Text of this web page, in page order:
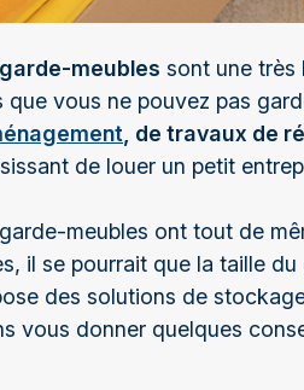
garde-meubles sont une très
que vous ne pouvez pas
, de travaux de
de louer un petit
meubles ont tout de
il se pourrait que la taille
des solutions de
vous donner quelques